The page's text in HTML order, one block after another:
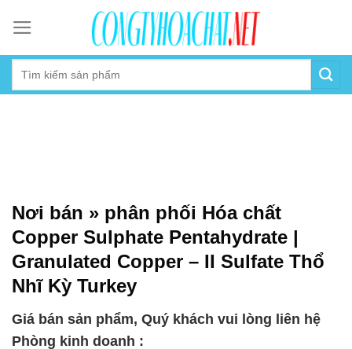
content
Nơi bán » phân phối Hóa chất
Copper Sulphate Pentahydrate |
Granulated Copper – II Sulfate Thổ
Nhĩ Kỳ Turkey
Giá bán sản phẩm, Quý khách vui lòng liên hệ
Phòng kinh doanh :